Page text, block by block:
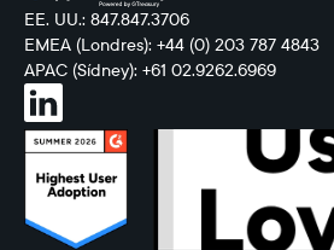
EE. UU.: 847.847.3706
EMEA (Londres): +44 (0) 203 787 4843
APAC (Sídney): +61 02.9262.6969